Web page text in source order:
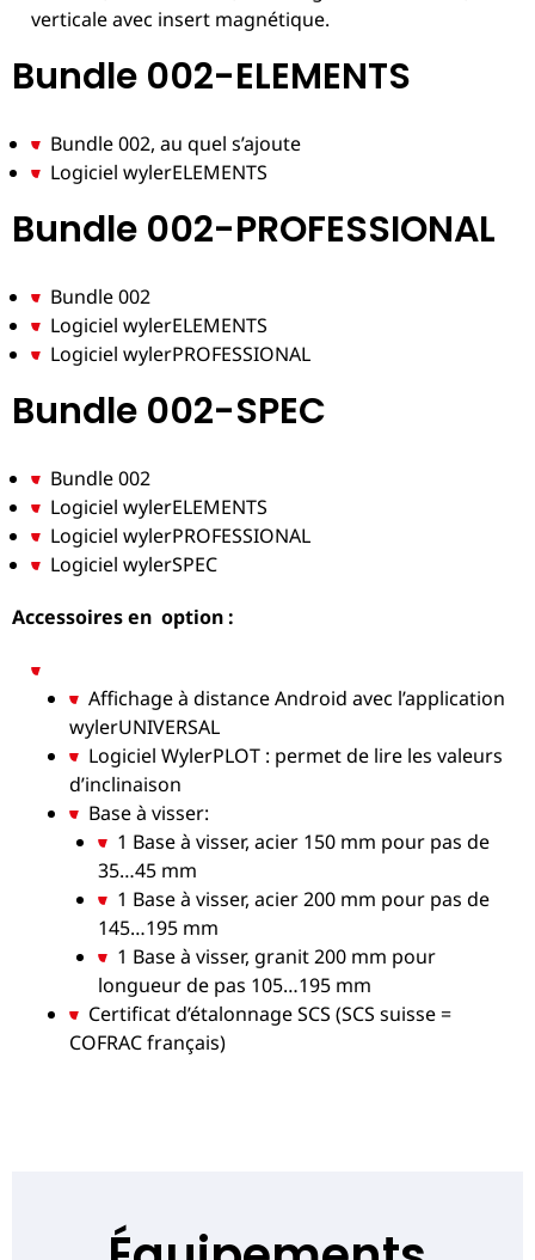
verticale avec insert magnétique.
Bundle 002-ELEMENTS
Bundle 002, au quel s’ajoute
Logiciel wylerELEMENTS
Bundle 002-PROFESSIONAL
Bundle 002
Logiciel wylerELEMENTS
Logiciel wylerPROFESSIONAL
Bundle 002-SPEC
Bundle 002
Logiciel wylerELEMENTS
Logiciel wylerPROFESSIONAL
Logiciel wylerSPEC
Accessoires en option :
Affichage à distance Android avec l’application
wylerUNIVERSAL
Logiciel WylerPLOT : permet de lire les valeurs
d’inclinaison
Base à visser:
1 Base à visser, acier 150 mm pour pas de
35…45 mm
1 Base à visser, acier 200 mm pour pas de
145…195 mm
1 Base à visser, granit 200 mm pour
longueur de pas 105…195 mm
Certificat d’étalonnage SCS (SCS suisse =
COFRAC français)